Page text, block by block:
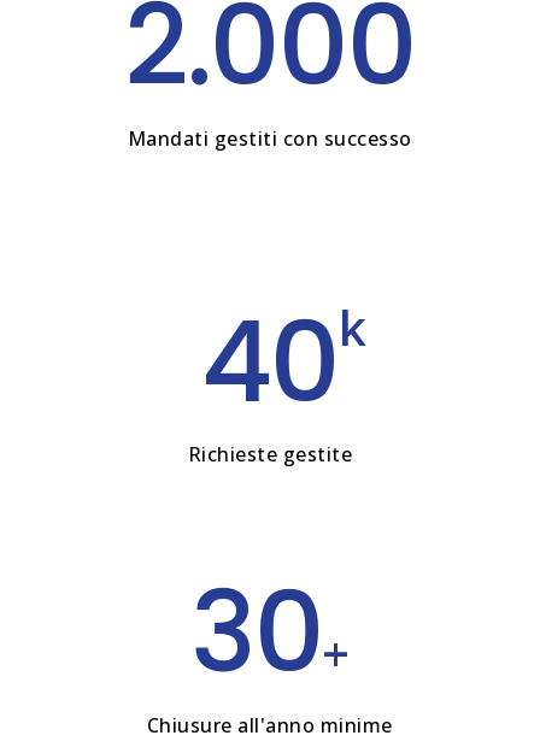
2.000
Mandati gestiti con successo
40k
Richieste gestite
30+
Chiusure all'anno minime